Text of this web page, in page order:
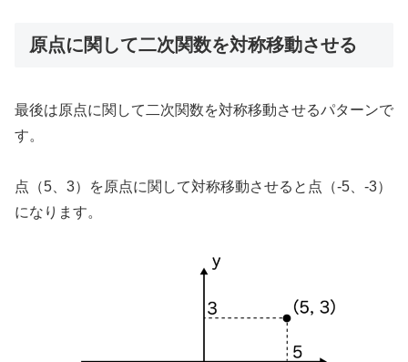
原点に関して二次関数を対称移動させる
最後は原点に関して二次関数を対称移動させるパターンで
す。
点（5、3）を原点に関して対称移動させると点（-5、-3）
になります。